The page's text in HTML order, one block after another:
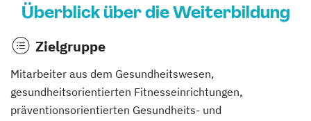
Überblick über die Weiterbildung
Zielgruppe
Mitarbeiter aus dem Gesundheitswesen,
gesundheitsorientierten Fitnesseinrichtungen,
präventionsorientierten Gesundheits- und